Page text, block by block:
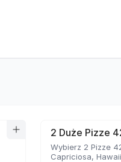
2 Duże Pizze
Wybierz 2 Pizze
Capriciosa,